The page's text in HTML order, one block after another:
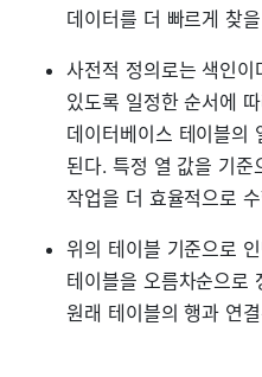
데이터를 더 빠르게 찾
사전적 정의로는 색인
있도록 일정한 순서에
데이터베이스 테이블의
된다. 특정 열 값을 기준
작업을 더 효율적으로
위의 테이블 기준으로
테이블을 오름차순으로
원래 테이블의 행과 연